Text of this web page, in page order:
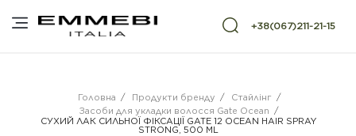
+38(067)211-21-15
Головна / Продукти бренду / Стайлінг /
Засоби для укладки волосся Gate Ocean /
СУХИЙ ЛАК СИЛЬНОЇ ФІКСАЦІЇ GATE 12 OCEAN HAIR SPRAY
STRONG, 500 ML